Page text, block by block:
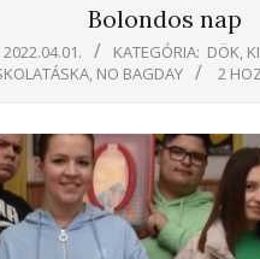
Bolondos nap
2022.04.01. KATEGÓRIA: DÖK,
, NO BAGDAY 2